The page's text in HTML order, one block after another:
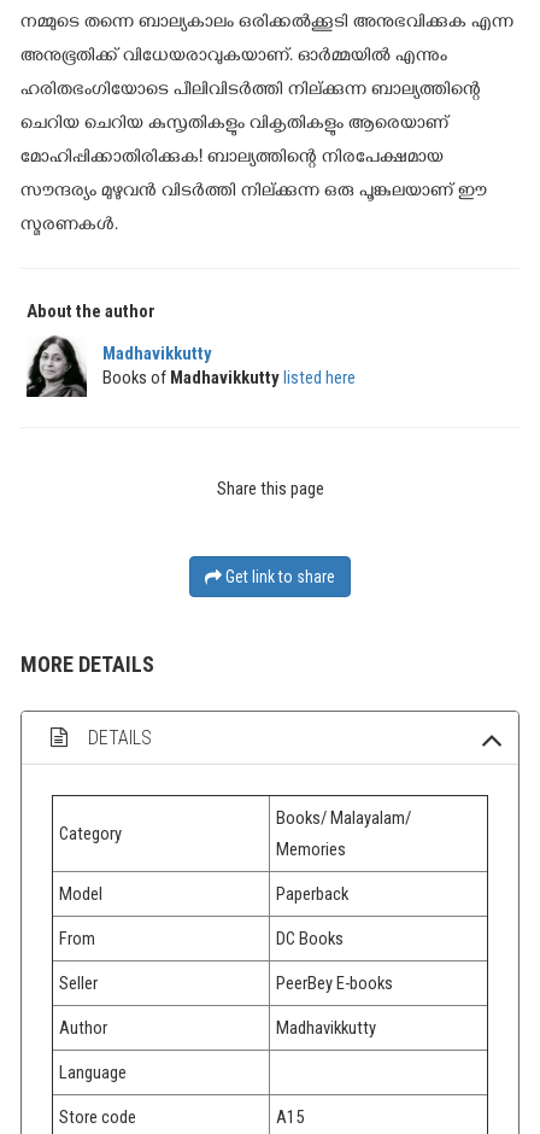
നമ്മുടെ തന്നെ ബാല്യകാലം ഒരിക്കൽക്കൂടി അനുഭവിക്കുക എന്ന
അനുഭൂതിക്ക് വിധേയരാവുകയാണ്. ഓർമ്മയിൽ എന്നും
ഹരിതഭംഗിയോടെ പീലിവിടർത്തി നില്ക്കുന്ന ബാല്യത്തിന്റെ
ചെറിയ ചെറിയ കുസൃതികളും വികൃതികളും ആരെയാണ്
മോഹിപ്പിക്കാതിരിക്കുക! ബാല്യത്തിന്റെ നിരപേക്ഷമായ
സൗന്ദര്യം മുഴുവൻ വിടർത്തി നില്ക്കുന്ന ഒരു പൂങ്കുലയാണ് ഈ
സ്മരണകൾ.
About the author
Madhavikkutty
Books of Madhavikkuttylisted here
Share this page
Get link to share
MORE DETAILS
DETAILS
Category
Books/ Malayalam/
Memories
Model Paperback
From DC Books
Seller PeerBey E-books
Author Madhavikkutty
Language
Store code A15